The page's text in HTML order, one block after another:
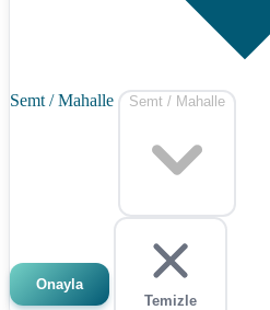
Semt / Mahalle Semt / Mahalle
Onayla
Temizle